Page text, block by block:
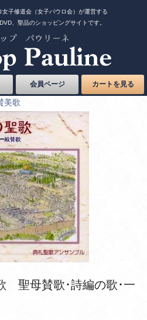
子修道会（女子パウロ会）が運営する
、聖品のショッピングサイトです。
会員ページ カートを見る
美歌
聖母賛歌･詩編の歌･一